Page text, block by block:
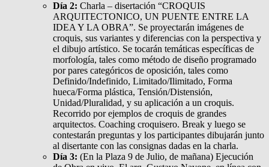
Día 2: Charla – disertación “CROQUIS
ARQUITECTONICO, UN PUENTE ENTRE LA
IDEA Y LA OBRA”. Se proyectarán imágenes de
croquis, sus variantes y diferencias con la perspectiva y
el dibujo artístico. Se tocarán temáticas específicas de
morfología, tales como método de diseño programado
por pares categóricos de oposición, tales como
Definido/Indefinido, Limitado/Ilimitado, Forma
hueca/Forma plástica, Tensión/Distensión,
Unidad/Pluralidad, y su aplicación a un croquis.
Recorrido por ejemplos de croquis de grandes
arquitectos. Coaching croquisero. Break y luego se
contestarán preguntas y los participantes dibujarán junto
al disertante con las consignas dadas en la charla.
Día 3: (En la Plaza 9 de Julio, de mañana) Ejecución